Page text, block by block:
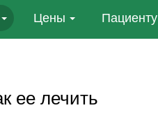
Цены Пациенту
ее лечить